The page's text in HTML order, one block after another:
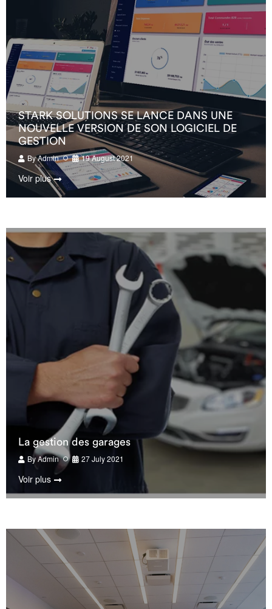
STARK SOLUTIONS SE LANCE DANS UNE
NOUVELLE VERSION DE SON LOGICIEL DE
GESTION
ByAdmin 19 August 2021
Voir plus
La gestion des garages
ByAdmin 27 July 2021
Voir plus